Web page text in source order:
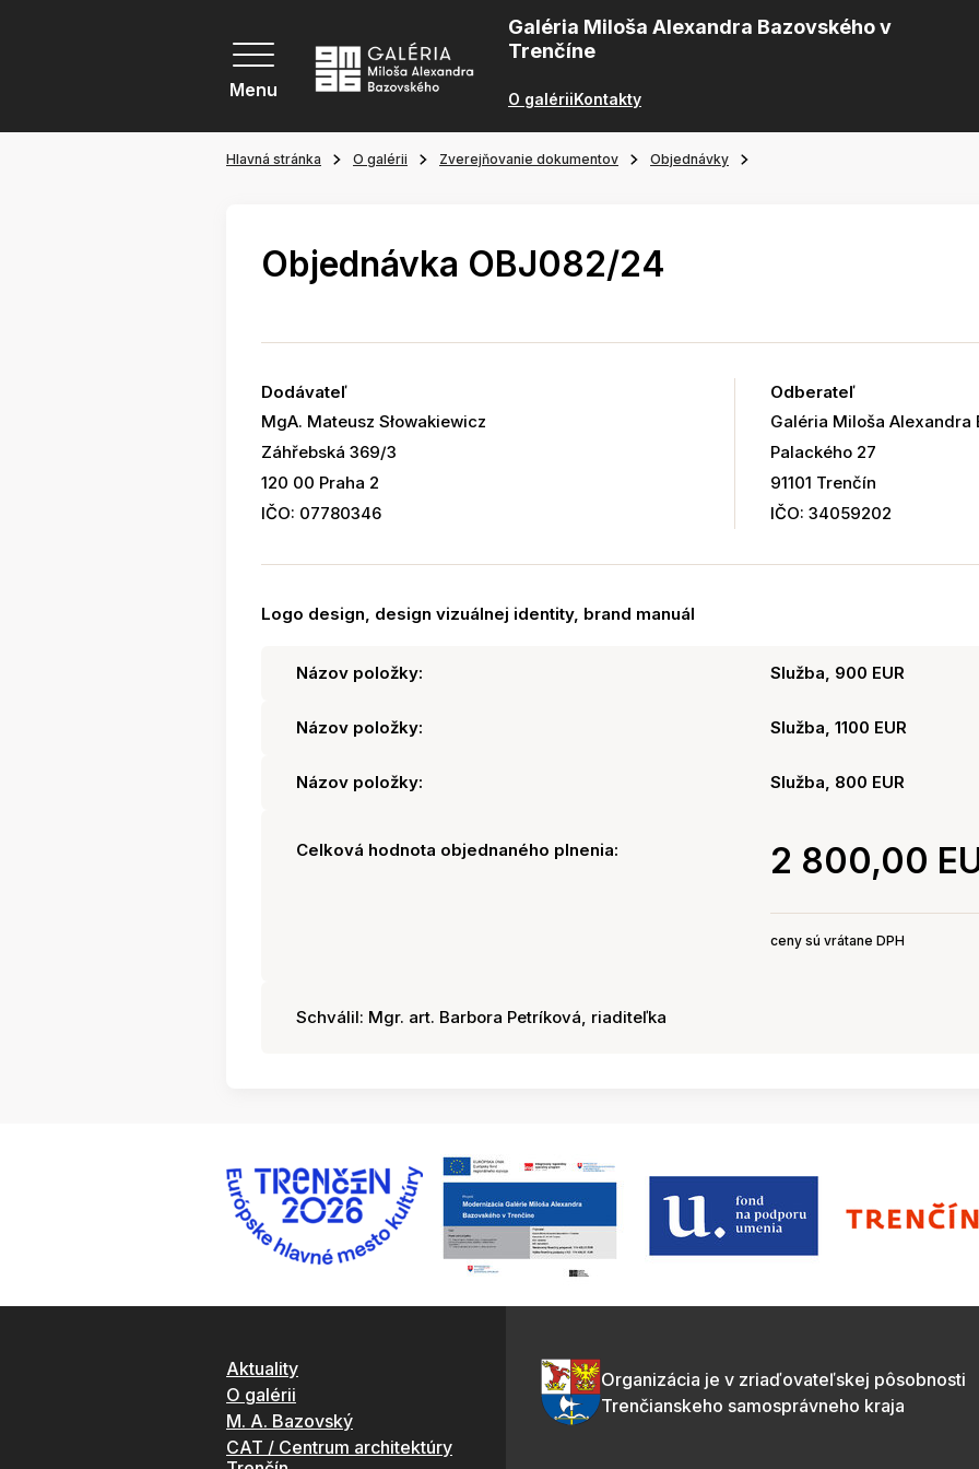
Menu
Galéria Miloša Alexandra Bazovského v
Trenčíne
O galériiKontakty
Hlavná stránka O galérii Zverejňovanie dokumentov Objednávky
Objednávka OBJ082/24
Dodávateľ
MgA. Mateusz Słowakiewicz
Záhřebská 369/3
120 00 Praha 2
IČO: 07780346
Odberateľ
Galéria Miloša Alexandra
Palackého 27
91101 Trenčín
IČO: 34059202
Logo design, design vizuálnej identity, brand manuál
Názov položky: Služba, 900 EUR
Názov položky: Služba, 1100 EUR
Názov položky: Služba, 800 EUR
Celková hodnota objednaného plnenia: 2 800,00
ceny sú vrátane DPH
Schválil: Mgr. art. Barbora Petríková, riaditeľka
Aktuality
O galérii
M. A. Bazovský
CAT / Centrum architektúry
Organizácia je v zriaďovateľskej pôsobnosti
Trenčianskeho samosprávneho kraja